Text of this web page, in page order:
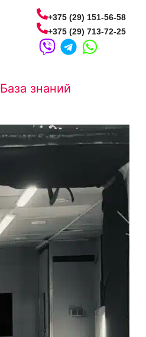
+375 (29) 151-56-58
+375 (29) 713-72-25
База знаний